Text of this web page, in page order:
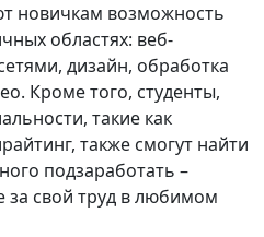
новичкам возможность
областях: веб-
дизайн, обработка
Кроме того, студенты,
такие как
также смогут найти
подзаработать –
за свой труд в любимом